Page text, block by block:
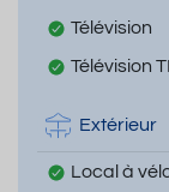
Télévision
Télévision
Extérieur
Local à